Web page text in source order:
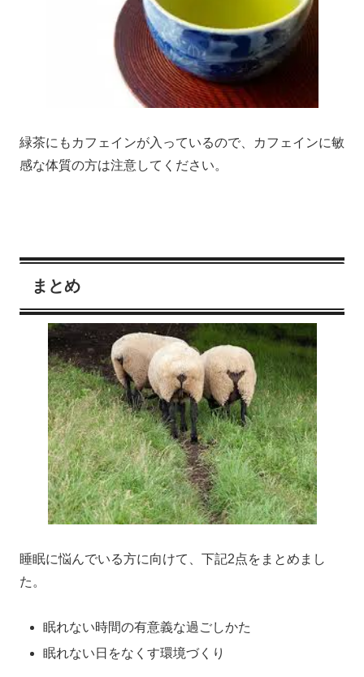
緑茶にもカフェインが入っているので、カフェインに敏
感な体質の方は注意してください。
まとめ
睡眠に悩んでいる方に向けて、下記2点をまとめまし
た。
眠れない時間の有意義な過ごしかた
眠れない日をなくす環境づくり